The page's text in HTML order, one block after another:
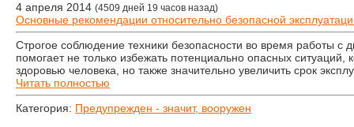
4 апреля 2014 (4509 дней 19 часов назад)
Основные рекомендации относительно безопасной
Строгое соблюдение техники безопасности во время работы с
помогает не только избежать потенциально опасных ситуаций,
здоровью человека, но также значительно увеличить срок
Читать полностью
Категория: Предупрежден - значит, вооружен